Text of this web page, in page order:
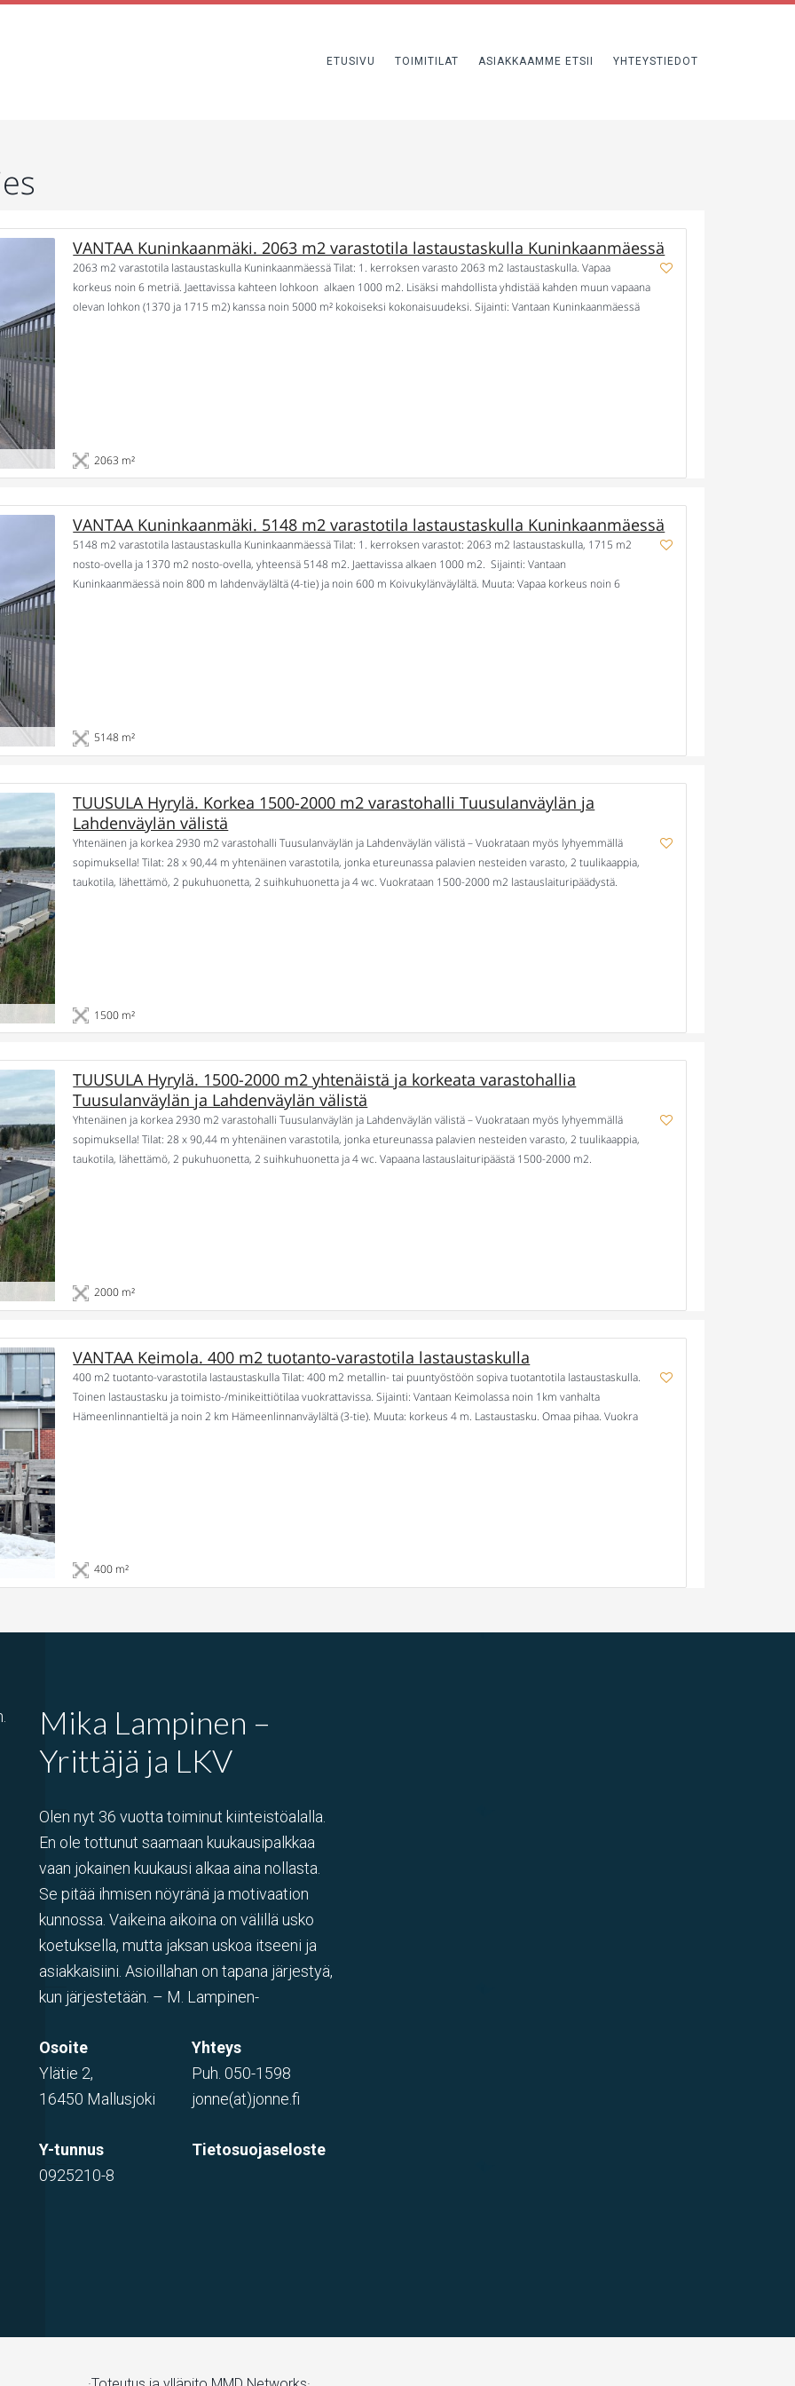
ETUSIVU TOIMITILAT ASIAKKAAMME ETSII YHTEYSTIEDOT
VANTAA Kuninkaanmäki. 2063 m2 varastotila lastaustaskulla Kuninkaanmäessä
2063 m2 varastotila lastaustaskulla Kuninkaanmäessä Tilat: 1. kerroksen varasto 2063 m2 lastaustaskulla. Vapaa
korkeus noin 6 metriä. Jaettavissa kahteen lohkoon alkaen 1000 m2. Lisäksi mahdollista yhdistää kahden muun vapaana
olevan lohkon (1370 ja 1715 m2) kanssa noin 5000 m² kokoiseksi kokonaisuudeksi. Sijainti: Vantaan Kuninkaanmäessä
2063 m²
VANTAA Kuninkaanmäki. 5148 m2 varastotila lastaustaskulla Kuninkaanmäessä
5148 m2 varastotila lastaustaskulla Kuninkaanmäessä Tilat: 1. kerroksen varastot: 2063 m2 lastaustaskulla, 1715 m2
nosto-ovella ja 1370 m2 nosto-ovella, yhteensä 5148 m2. Jaettavissa alkaen 1000 m2. Sijainti: Vantaan
Kuninkaanmäessä noin 800 m lahdenväylältä (4-tie) ja noin 600 m Koivukylänväylältä. Muuta: Vapaa korkeus noin 6
5148 m²
TUUSULA Hyrylä. Korkea 1500-2000 m2 varastohalli Tuusulanväylän ja
Lahdenväylän välistä
Yhtenäinen ja korkea 2930 m2 varastohalli Tuusulanväylän ja Lahdenväylän välistä – Vuokrataan myös lyhyemmällä
sopimuksella! Tilat: 28 x 90,44 m yhtenäinen varastotila, jonka etureunassa palavien nesteiden varasto, 2 tuulikaappia,
taukotila, lähettämö, 2 pukuhuonetta, 2 suihkuhuonetta ja 4 wc. Vuokrataan 1500-2000 m2 lastauslaituripäädystä.
1500 m²
TUUSULA Hyrylä. 1500-2000 m2 yhtenäistä ja korkeata varastohallia
Tuusulanväylän ja Lahdenväylän välistä
Yhtenäinen ja korkea 2930 m2 varastohalli Tuusulanväylän ja Lahdenväylän välistä – Vuokrataan myös lyhyemmällä
sopimuksella! Tilat: 28 x 90,44 m yhtenäinen varastotila, jonka etureunassa palavien nesteiden varasto, 2 tuulikaappia,
taukotila, lähettämö, 2 pukuhuonetta, 2 suihkuhuonetta ja 4 wc. Vapaana lastauslaituripäästä 1500-2000 m2.
2000 m²
VANTAA Keimola. 400 m2 tuotanto-varastotila lastaustaskulla
400 m2 tuotanto-varastotila lastaustaskulla Tilat: 400 m2 metallin- tai puuntyöstöön sopiva tuotantotila lastaustaskulla.
Toinen lastaustasku ja toimisto-/minikeittiötilaa vuokrattavissa. Sijainti: Vantaan Keimolassa noin 1km vanhalta
Hämeenlinnantieltä ja noin 2 km Hämeenlinnanväylältä (3-tie). Muuta: korkeus 4 m. Lastaustasku. Omaa pihaa. Vuokra
400 m²
Mika Lampinen –
Yrittäjä ja LKV
Olen nyt 36 vuotta toiminut kiinteistöalalla.
En ole tottunut saamaan kuukausipalkkaa
vaan jokainen kuukausi alkaa aina nollasta.
Se pitää ihmisen nöyränä ja motivaation
kunnossa. Vaikeina aikoina on välillä usko
koetuksella, mutta jaksan uskoa itseeni ja
asiakkaisiini. Asioillahan on tapana järjestyä,
kun järjestetään. – M. Lampinen-
Osoite
Ylätie 2,
16450 Mallusjoki
Yhteys
Puh.050-1598
jonne(at)jonne.fi
Y-tunnus
0925210-8
Tietosuojaseloste